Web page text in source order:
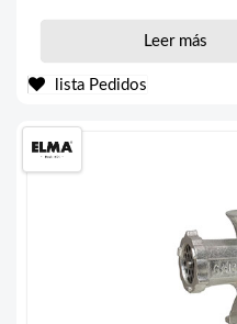
Leer más
lista Pedidos